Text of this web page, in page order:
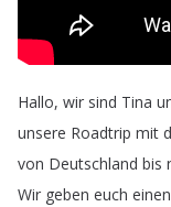
Hallo, wir sind Tina
unsere Roadtrip mit
von Deutschland bis
Wir geben euch einen